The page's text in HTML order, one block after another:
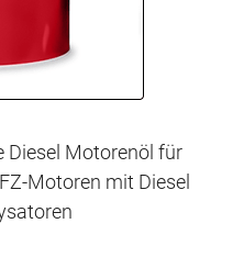
Diesel Motorenöl für
Motoren mit Diesel